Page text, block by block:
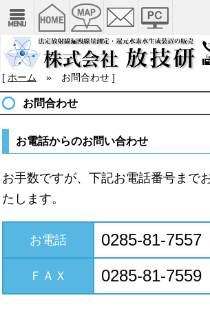
[ ホーム » お問合わせ ]
お問合わせ
お電話からのお問い合わせ
お手数ですが、下記お電話番号まで
たします。
お電話 0285-81-7557
ＦＡＸ 0285-81-7559